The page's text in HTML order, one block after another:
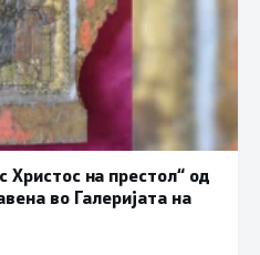
Христос на престол“ од
во Галеријата на